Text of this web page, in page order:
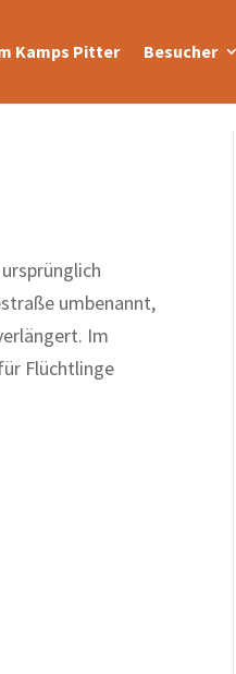
Kamps Pitter Besucher
um­benannt,
Im
Flüchtlinge